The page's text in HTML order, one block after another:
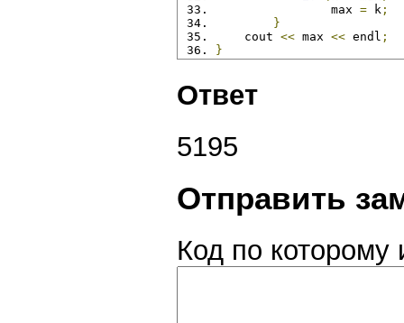
                max
= k ;
}
    cout
<< max << endl ;
}
Ответ
5195
Отправить
Код по которому